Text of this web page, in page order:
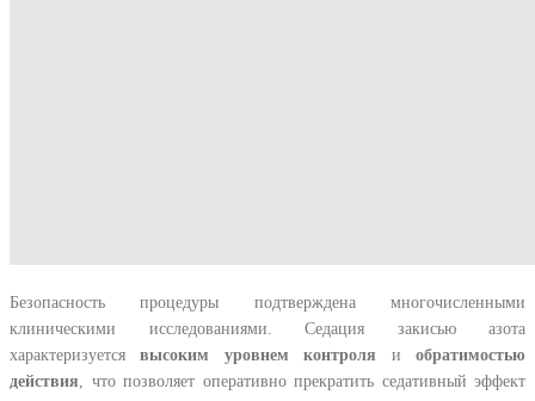
Безопасность процедуры подтверждена многочисленными
клиническими исследованиями. Седация закисью азота
характеризуетсявысоким уровнем контроля иобратимостью
действия, что позволяет оперативно прекратить седативный эффект